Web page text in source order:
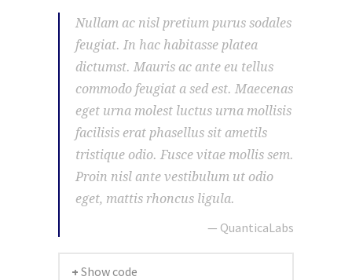
Nullam ac nisl pretium purus sodales
feugiat. In hac habitasse platea
dictumst. Mauris ac ante eu tellus
commodo feugiat a sed est. Maecenas
eget urna molest luctus urna mollisis
facilisis erat phasellus sit ametils
tristique odio. Fusce vitae mollis sem.
Proin nisl ante vestibulum ut odio
eget, mattis rhoncus ligula.
— QuanticaLabs
+ Show code